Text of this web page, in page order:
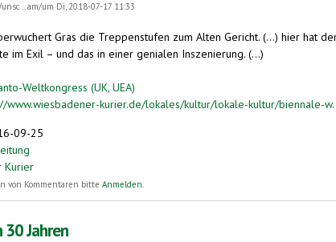
am/um Di, 2018-07-17 11:33
Gras die Treppenstufen zum Alten Gericht. (...) hier hat
im Exil – und das in einer genialen Inszenierung. (...)
Weltkongress (UK, UEA)
www.wiesbadener-kurier.de/lokales/kultur/lokale-kultur/biennale-
09-25
Kurier
Thomas Bellinck und sein Europa-Museum im Alten Gericht
von Kommentaren bitte Anmelden.
Jahren